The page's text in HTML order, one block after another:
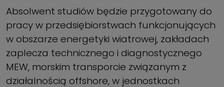
Absolwent studiów będzie przygotowany do
pracy w przedsiębiorstwach funkcjonujących
w obszarze energetyki wiatrowej, zakładach
zaplecza technicznego i diagnostycznego
MEW, morskim transporcie związanym z
działalnością offshore, w jednostkach